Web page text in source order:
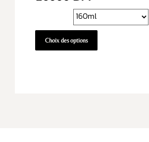
Choix des options